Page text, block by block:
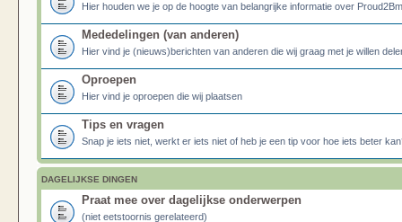
Hier houden we je op de hoogte van belangrijke informatie over
Mededelingen (van anderen)
Hier vind je (nieuws)berichten van anderen die wij graag met je willen
Oproepen
Hier vind je oproepen die wij plaatsen
Tips en vragen
Snap je iets niet, werkt er iets niet of heb je een tip voor hoe iets beter
DAGELIJKSE DINGEN
Praat mee over dagelijkse onderwerpen
(niet eetstoornis gerelateerd)